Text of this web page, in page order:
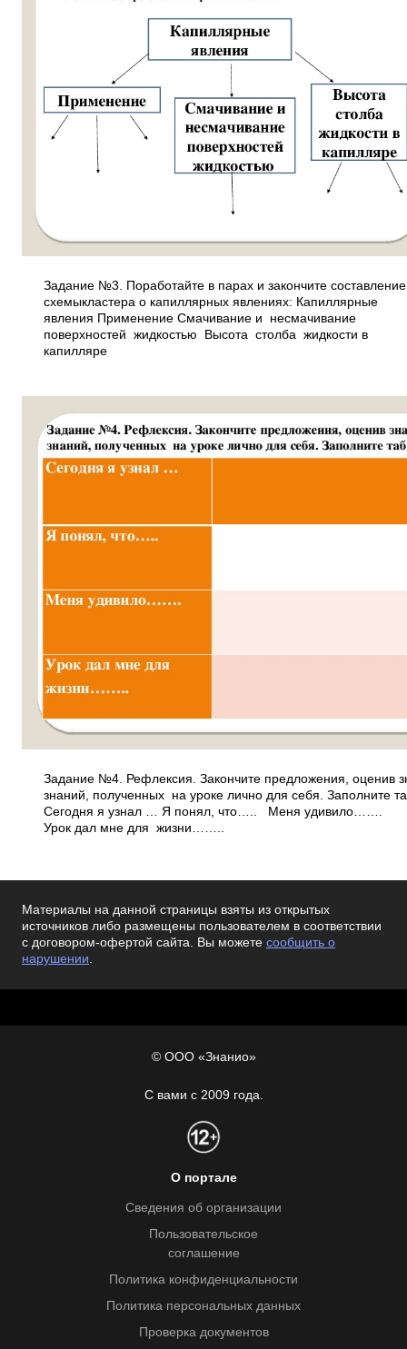
Задание №3. Поработайте в парах и закончите
схемы­кластера о капиллярных явлениях: Капиллярные
явления Применение Смачивание и несмачивание
поверхностей жидкостью Высота столба жидкости в
капилляре
Задание №4. Рефлексия. Закончите предложения, оценив
знаний, полученных на уроке лично для себя. Заполните
Сегодня я узнал … Я понял, что….. Меня удивило…….
Урок дал мне для жизни……..
Материалы на данной страницы взяты из открытых
источников либо размещены пользователем в соответствии
с договором-офертой сайта. Вы можете сообщить о
нарушении.
© ООО «Знанио»
С вами с 2009 года.
О портале
Сведения об организации
Пользовательское
соглашение
Политика конфиденциальности
Политика персональных данных
Проверка документов